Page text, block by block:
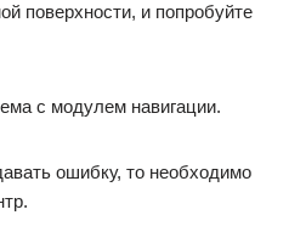
поверхности, и попробуйте
ошибку, то необходимо